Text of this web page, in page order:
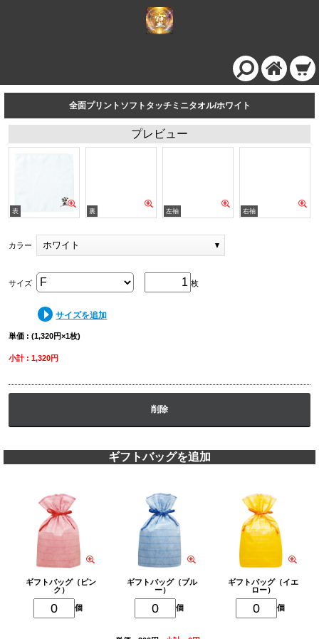
全面プリントソフトタッチミニタオル/ホワイト
プレビュー
カラー ホワイト
枚
サイズ
サイズを追加
単価 : (1,320円×1枚)
小計 : 1,320円
削除
ギフトバッグを追加
ギフトバッグ（ピン
ク）
個
ギフトバッグ（ブル
ー）
個
ギフトバッグ（イエ
ロー）
個